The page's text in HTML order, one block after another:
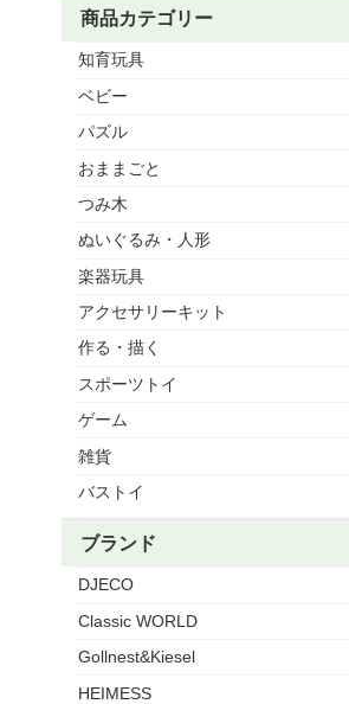
商品カテゴリー
知育玩具
ベビー
パズル
おままごと
つみ木
ぬいぐるみ・人形
楽器玩具
アクセサリーキット
作る・描く
スポーツトイ
ゲーム
雑貨
バストイ
ブランド
DJECO
Classic WORLD
Gollnest&Kiesel
HEIMESS